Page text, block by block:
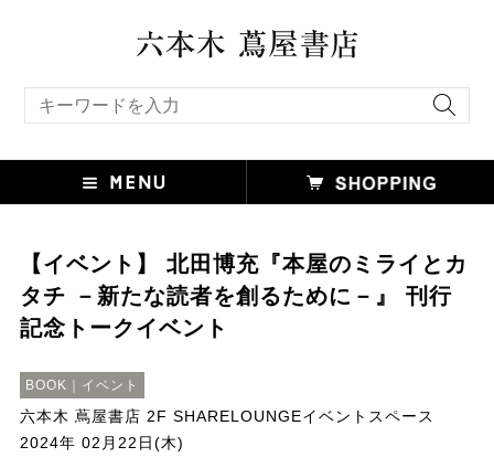
【イベント】 北田博充『本屋のミライとカ
タチ －新たな読者を創るために－』 刊行
記念トークイベント
BOOK｜イベント
六本木 蔦屋書店 2F SHARELOUNGEイベントスペース
2024年 02月22日(木)